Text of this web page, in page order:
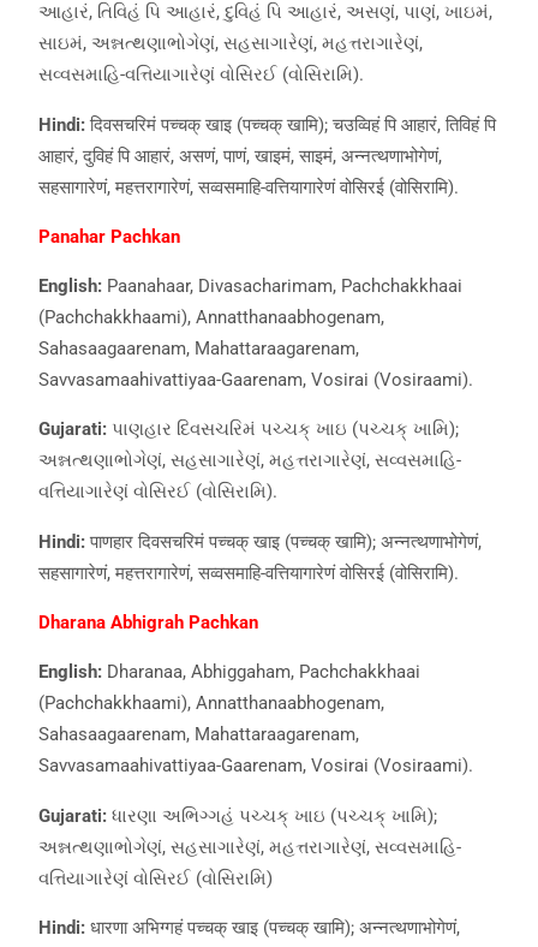
આહારં, તિવિહં પિ આહારં, દુવિહં પિ આહારં, અસણં, પાણં, ખાઇમં,
સાઇમં, અન્નત્થણાભોગેણં, સહસાગારેણં, મહત્તરાગારેણં,
સવ્વસમાહિ-વત્તિયાગારેણં વોસિરઈ (વોસિરામિ).
Hindi:दिवसचरिमं पच्चक् खाइ (पच्चक् खामि); चउव्विहं पि आहारं, तिविहं पि
आहारं, दुविहं पि आहारं, असणं, पाणं, खाइमं, साइमं, अन्नत्थणाभोगेणं,
सहसागारेणं, महत्तरागारेणं, सव्वसमाहि-वत्तियागारेणं वोसिरई (वोसिरामि).
Panahar Pachkan
English: Paanahaar, Divasacharimam, Pachchakkhaai
(Pachchakkhaami), Annatthanaabhogenam,
Sahasaagaarenam, Mahattaraagarenam,
Savvasamaahivattiyaa-Gaarenam, Vosirai (Vosiraami).
Gujarati: પાણહાર દિવસચરિમં પચ્ચક્ ખાઇ (પચ્ચક્ ખામિ);
અન્નત્થણાભોગેણં, સહસાગારેણં, મહત્તરાગારેણં, સવ્વસમાહિ-
વત્તિયાગારેણં વોસિરઈ (વોસિરામિ).
Hindi:पाणहार दिवसचरिमं पच्चक् खाइ (पच्चक् खामि); अन्नत्थणाभोगेणं,
सहसागारेणं, महत्तरागारेणं, सव्वसमाहि-वत्तियागारेणं वोसिरई (वोसिरामि).
Dharana Abhigrah Pachkan
English: Dharanaa, Abhiggaham, Pachchakkhaai
(Pachchakkhaami), Annatthanaabhogenam,
Sahasaagaarenam, Mahattaraagarenam,
Savvasamaahivattiyaa-Gaarenam, Vosirai (Vosiraami).
Gujarati: ધારણા અભિગ્ગહં પચ્ચક્ ખાઇ (પચ્ચક્ ખામિ);
અન્નત્થણાભોગેણં, સહસાગારેણં, મહત્તરાગારેણં, સવ્વસમાહિ-
વત્તિયાગારેણં વોસિરઈ (વોસિરામિ)
Hindi: धारणा अभिग्गहं पच्चक् खाइ (पच्चक् खामि); अन्नत्थणाभोगेणं,